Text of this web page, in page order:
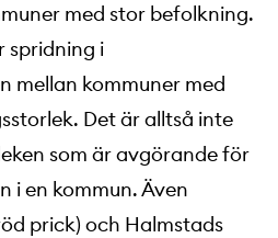
med stor befolkning.
spridning i
mellan kommuner med
Det är alltså inte
som är avgörande för
i en kommun. Även
prick) och Halmstads